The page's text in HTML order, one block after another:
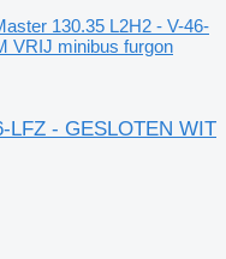
130.35 L2H2 - V-46-
VRIJ minibus furgon
LFZ - GESLOTEN WIT